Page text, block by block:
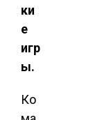
ки
е
игр
ы.
Ко